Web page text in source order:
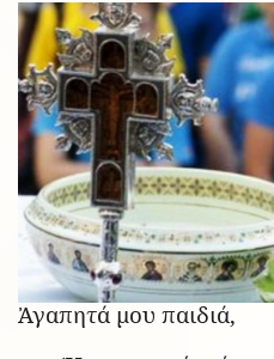
Ἀγαπητά μου παιδιά,